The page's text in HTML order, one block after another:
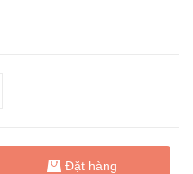
Đặt hàng